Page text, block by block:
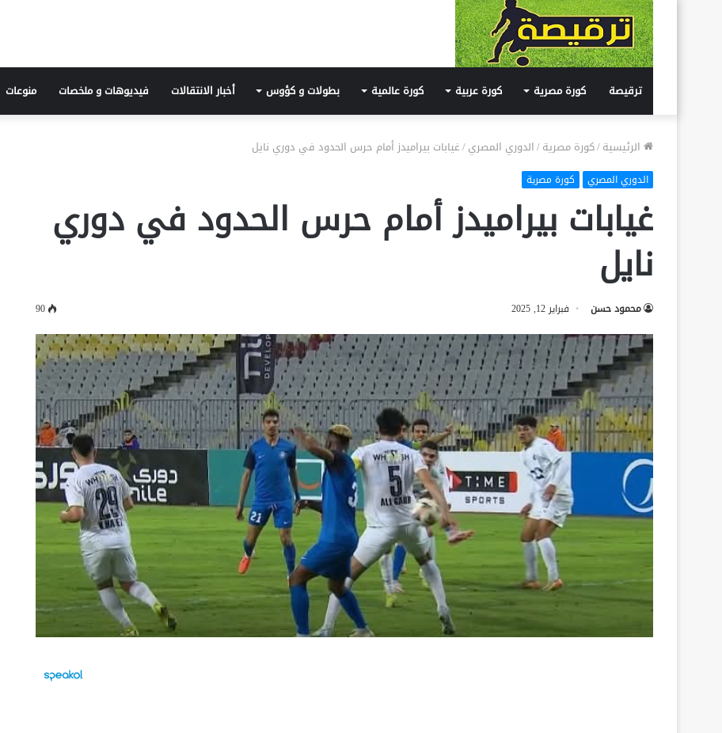
ترقيصة كورة مصرية كورة عربية كورة عالمية بطولات و كؤوس أخبار الانتقالات فيديوهات و ملخصات منوعات
الرئيسية/كورة مصرية/الدوري المصري/غيابات بيراميدز أمام حرس الحدود في دوري نايل
الدوري المصري كورة مصرية
غيابات بيراميدز أمام حرس الحدود في دوري
نايل
محمود حسن فبراير 12, 2025 90